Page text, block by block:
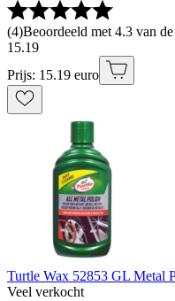
(4)Beoordeeld met 4.3 van
15.19
Prijs: 15.19 euro
Turtle Wax 52853 GL Metal
Veel verkocht